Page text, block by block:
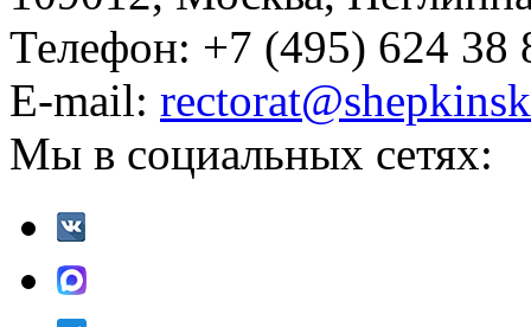
Телефон: +7 (495) 624 38
E-mail:
Мы в социальных сетях: